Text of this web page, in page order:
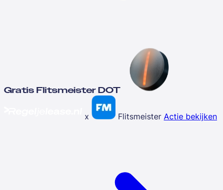
Gratis Flitsmeister DOT
x Flitsmeister Actie bekijken